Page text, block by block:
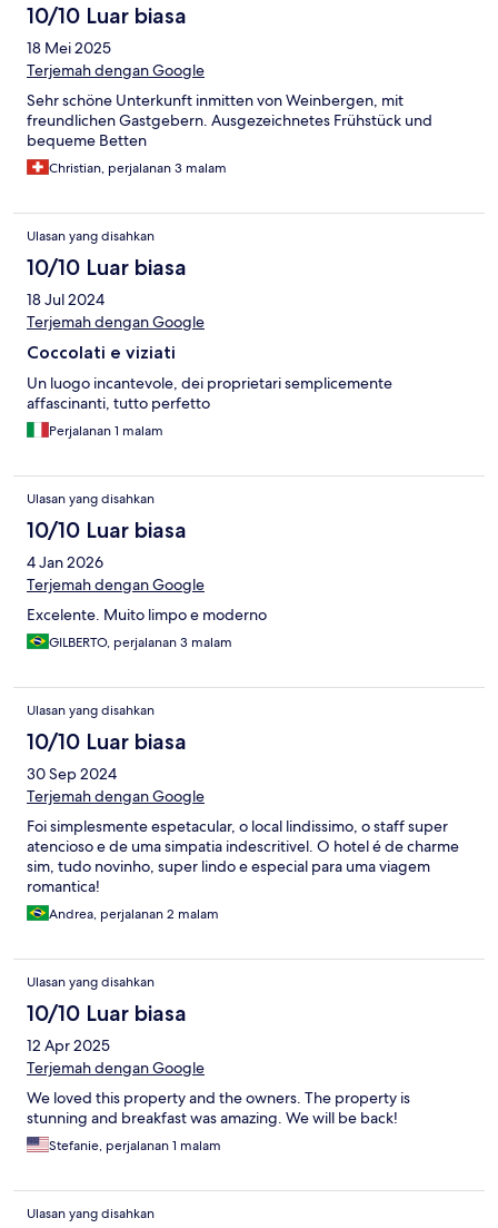
10/10 Luar biasa
18 Mei 2025
Terjemah dengan Google
Sehr schöne Unterkunft inmitten von Weinbergen, mit
freundlichen Gastgebern. Ausgezeichnetes Frühstück und
bequeme Betten
Christian, perjalanan 3 malam
Ulasan yang disahkan
10/10 Luar biasa
18 Jul 2024
Terjemah dengan Google
Coccolati e viziati
Un luogo incantevole, dei proprietari semplicemente
affascinanti, tutto perfetto
Perjalanan 1 malam
Ulasan yang disahkan
10/10 Luar biasa
4 Jan 2026
Terjemah dengan Google
Excelente. Muito limpo e moderno
GILBERTO, perjalanan 3 malam
Ulasan yang disahkan
10/10 Luar biasa
30 Sep 2024
Terjemah dengan Google
Foi simplesmente espetacular, o local lindissimo, o staff super
atencioso e de uma simpatia indescritivel. O hotel é de charme
sim, tudo novinho, super lindo e especial para uma viagem
romantica!
Andrea, perjalanan 2 malam
Ulasan yang disahkan
10/10 Luar biasa
12 Apr 2025
Terjemah dengan Google
We loved this property and the owners. The property is
stunning and breakfast was amazing. We will be back!
Stefanie, perjalanan 1 malam
Ulasan yang disahkan